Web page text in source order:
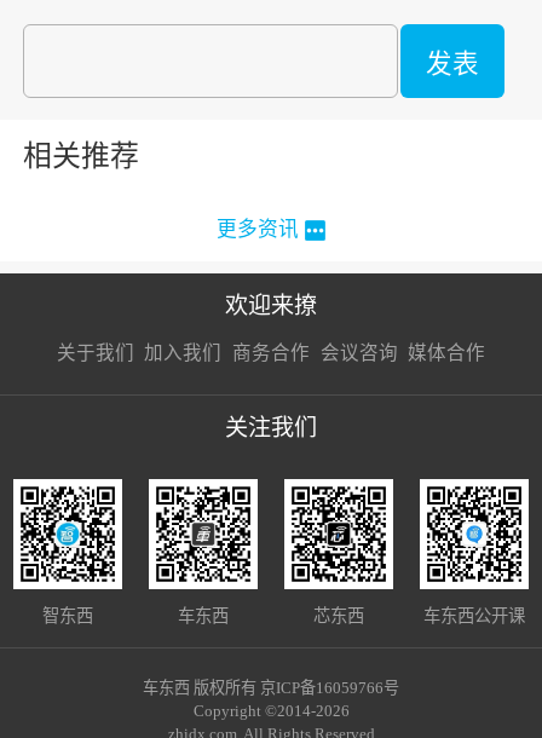
发表
相关推荐
更多资讯
欢迎来撩
关于我们 加入我们
接扔简历
商务合作
接开聊
会议咨询 媒体合作
接开聊
关注我们
智东西 车东西 芯东西 车东西公开课
车东西 版权所有 京ICP备16059766号
Copyright ©2014-2026
zhidx.com. All Rights Reserved